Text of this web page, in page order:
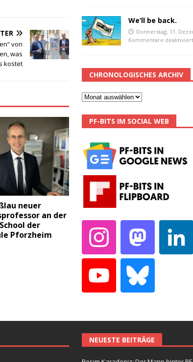
von
was
kostet
neuer
an der
der
Pforzheim
We’ll be back.
Donnerstag, 11.
Kommentare deaktiviert
CHRONOLOGISCHES ARCHIV
PF-BITS IM SOCIAL WEB
NEUESTE BEITRÄGE